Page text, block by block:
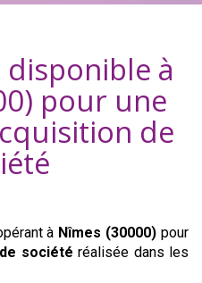
à
pour une
de
à Nîmes (30000) pour
de société réalisée dans les